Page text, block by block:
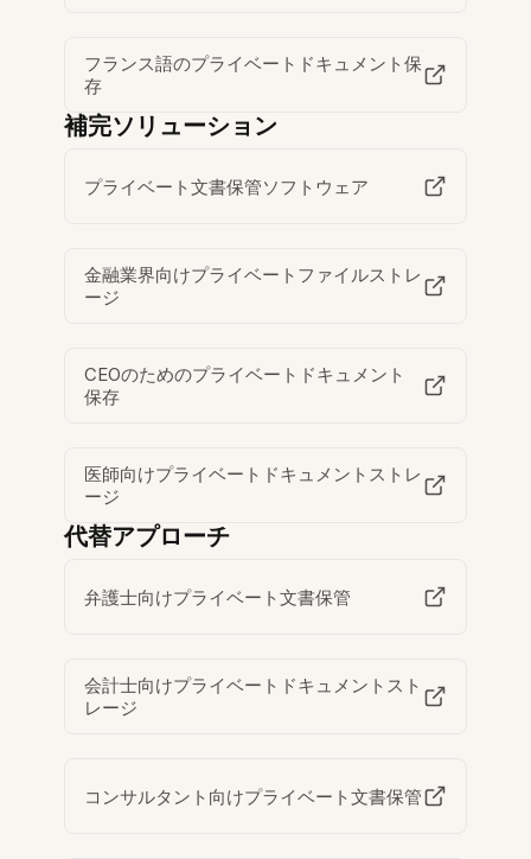
フランス語のプライベートドキュメント保
存
補完ソリューション
プライベート文書保管ソフトウェア
金融業界向けプライベートファイルストレ
ージ
CEOのためのプライベートドキュメント
保存
医師向けプライベートドキュメントストレ
ージ
代替アプローチ
弁護士向けプライベート文書保管
会計士向けプライベートドキュメントスト
レージ
コンサルタント向けプライベート文書保管